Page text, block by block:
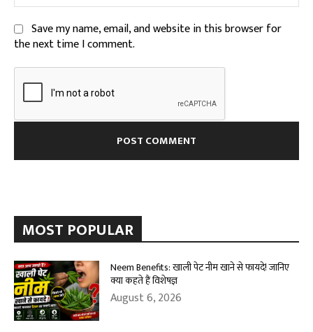
Save my name, email, and website in this browser for
the next time I comment.
MOST POPULAR
Neem Benefits: खाली पेट नीम खाने से फायदे! जानिए
क्या कहते हैं विशेषज्ञ
August 6, 2026